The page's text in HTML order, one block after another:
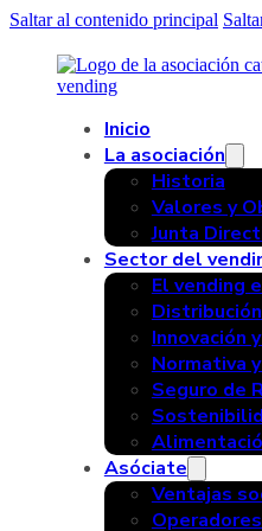
Saltar al contenido principal
Inicio
La asociación
Historia
Valores y
Junta
Sector del
El vending
Innovación
Normativa
Seguro de
Asóciate
Ventajas